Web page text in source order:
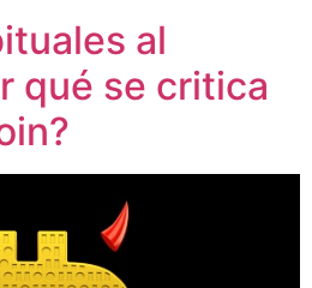
al
qué se critica